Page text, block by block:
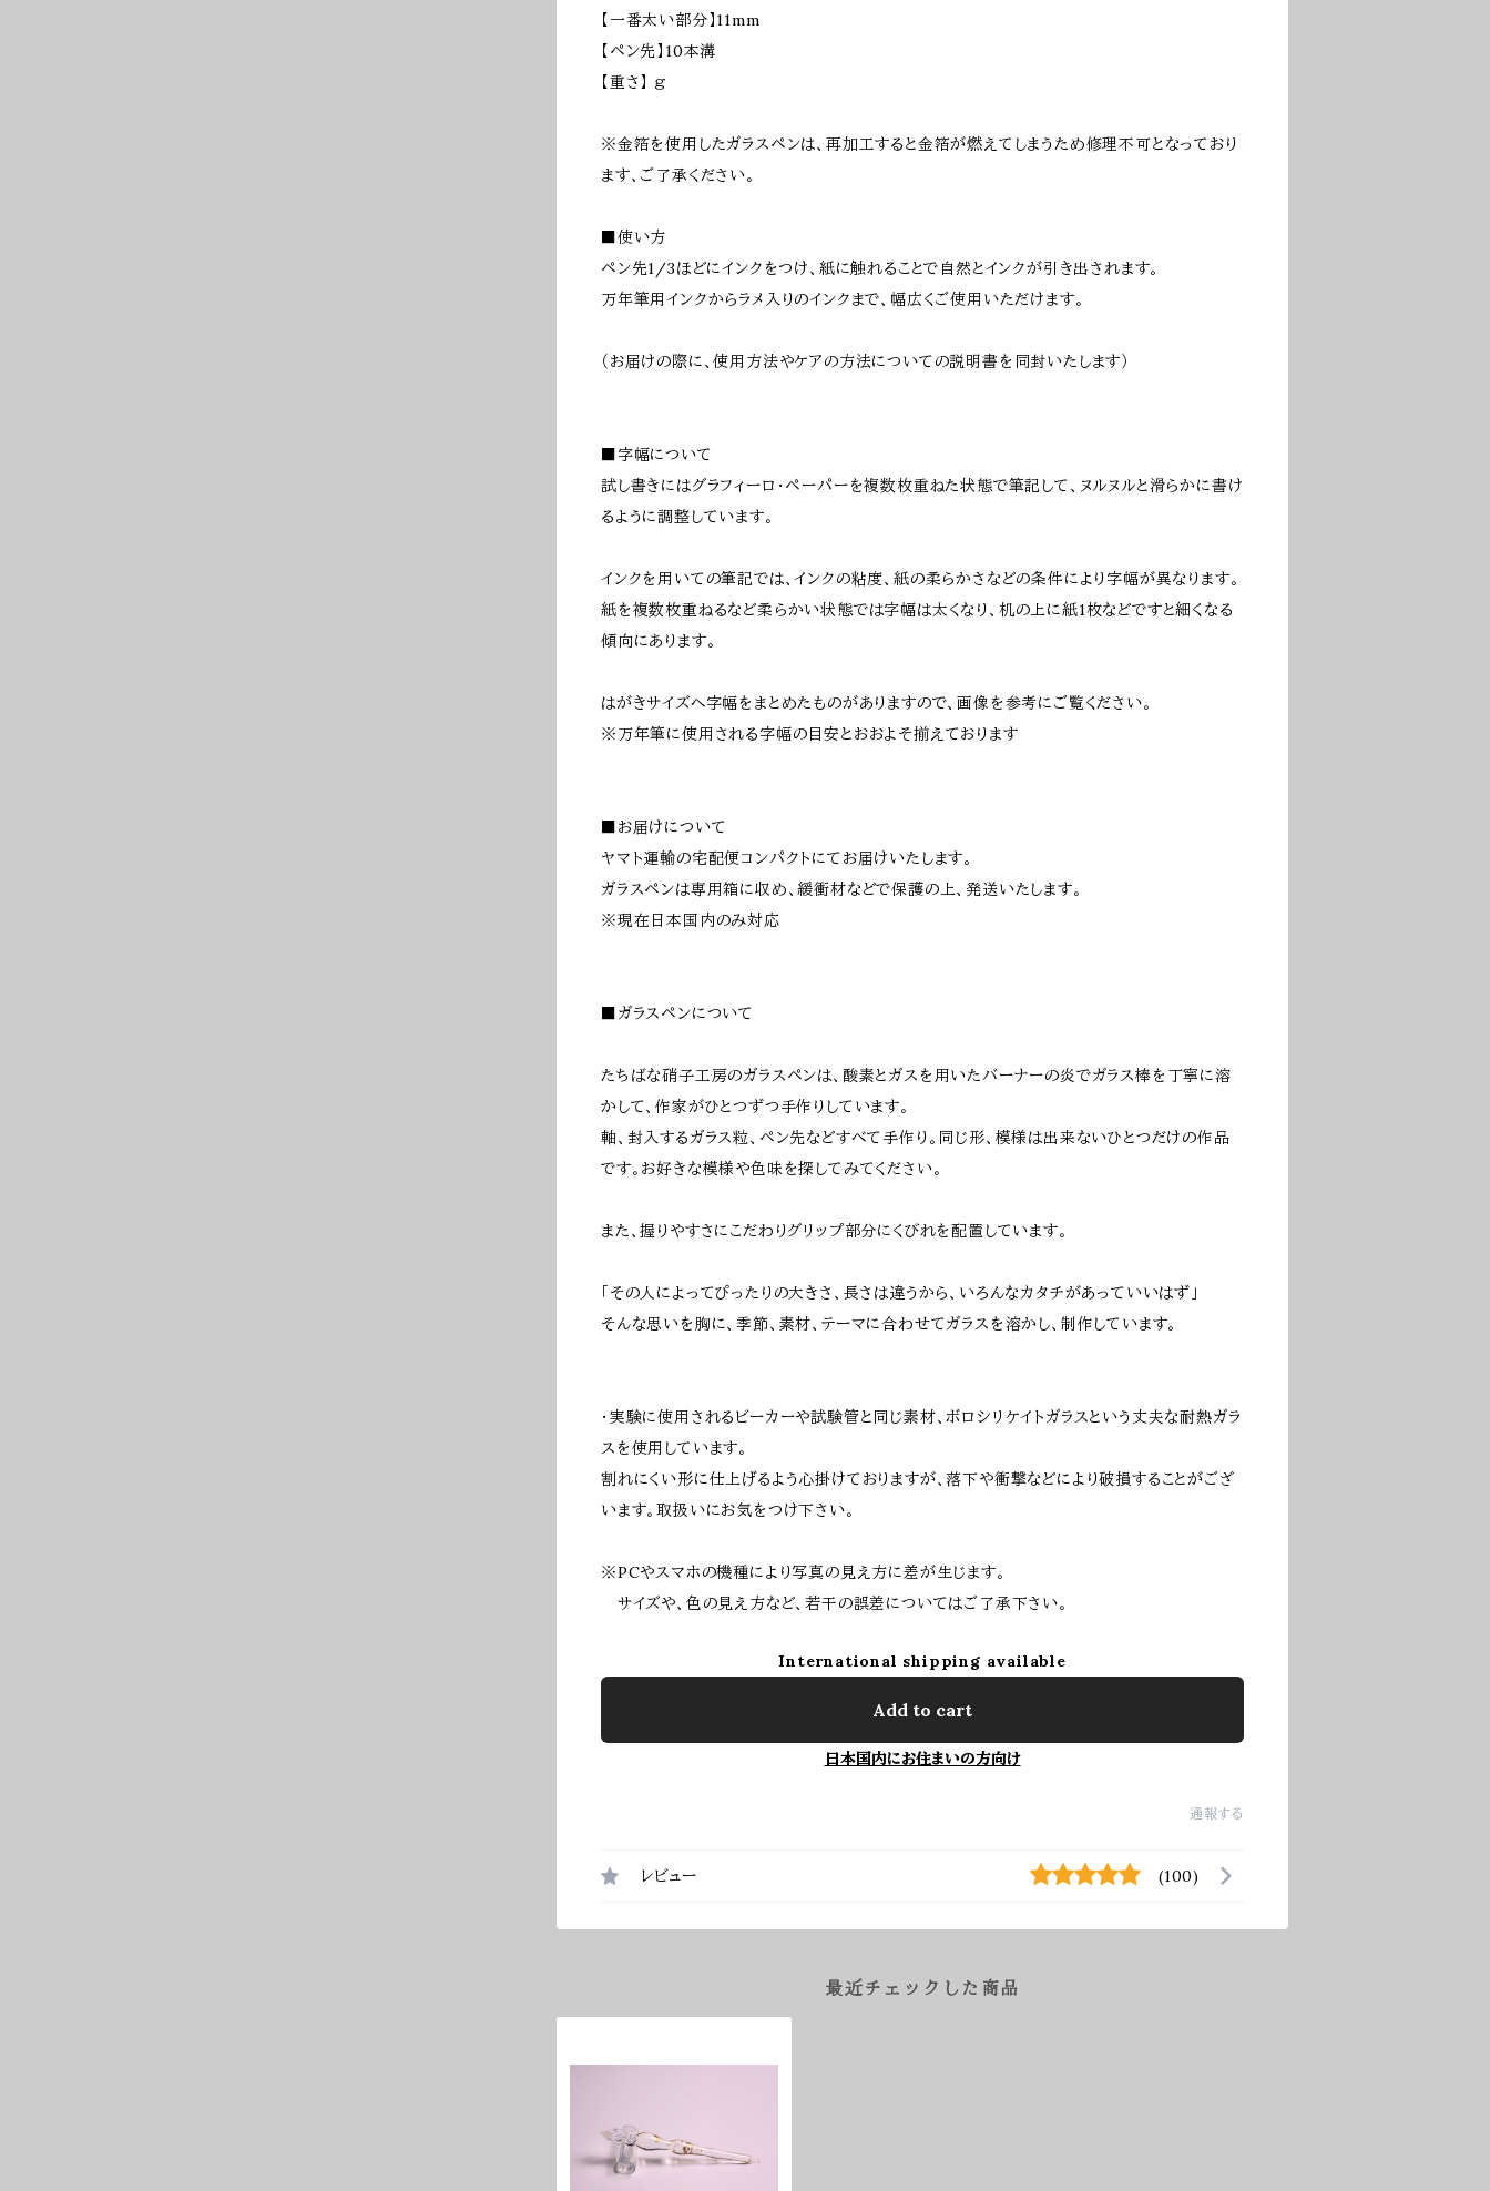
【一番太い部分】11mm
【ペン先】10本溝
【重さ】 ｇ
※金箔を使用したガラスペンは、再加工すると金箔が燃えてしまうため修理不可となっており
ます、ご了承ください。
■使い方
ペン先1/3ほどにインクをつけ、紙に触れることで自然とインクが引き出されます。
万年筆用インクからラメ入りのインクまで、幅広くご使用いただけます。
（お届けの際に、使用方法やケアの方法についての説明書を同封いたします）
■字幅について
試し書きにはグラフィーロ・ペーパーを複数枚重ねた状態で筆記して、ヌルヌルと滑らかに書け
るように調整しています。
インクを用いての筆記では、インクの粘度、紙の柔らかさなどの条件により字幅が異なります。
紙を複数枚重ねるなど柔らかい状態では字幅は太くなり、机の上に紙1枚などですと細くなる
傾向にあります。
はがきサイズへ字幅をまとめたものがありますので、画像を参考にご覧ください。
※万年筆に使用される字幅の目安とおおよそ揃えております
■お届けについて
ヤマト運輸の宅配便コンパクトにてお届けいたします。
ガラスペンは専用箱に収め、緩衝材などで保護の上、発送いたします。
※現在日本国内のみ対応
■ガラスペンについて
たちばな硝子工房のガラスペンは、酸素とガスを用いたバーナーの炎でガラス棒を丁寧に溶
かして、作家がひとつずつ手作りしています。
軸、封入するガラス粒、ペン先などすべて手作り。同じ形、模様は出来ないひとつだけの作品
です。お好きな模様や色味を探してみてください。
また、握りやすさにこだわりグリップ部分にくびれを配置しています。
「その人によってぴったりの大きさ、長さは違うから、いろんなカタチがあっていいはず」
そんな思いを胸に、季節、素材、テーマに合わせてガラスを溶かし、制作しています。
・実験に使用されるビーカーや試験管と同じ素材、ボロシリケイトガラスという丈夫な耐熱ガラ
スを使用しています。
割れにくい形に仕上げるよう心掛けておりますが、落下や衝撃などにより破損することがござ
います。取扱いにお気をつけ下さい。
※PCやスマホの機種により写真の見え方に差が生じます。
サイズや、色の見え方など、若干の誤差についてはご了承下さい。
International shipping available
Add to cart
日本国内にお住まいの方向け
通報する
レビュー (100)
最近チェックした商品